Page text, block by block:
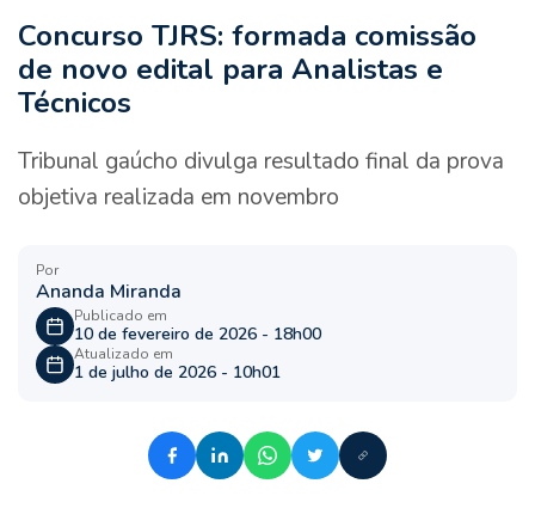
Concurso TJRS: formada comissão
de novo edital para Analistas e
Técnicos
Tribunal gaúcho divulga resultado final da prova
objetiva realizada em novembro
Por
Ananda Miranda
Publicado em
10 de fevereiro de 2026 - 18h00
Atualizado em
1 de julho de 2026 - 10h01